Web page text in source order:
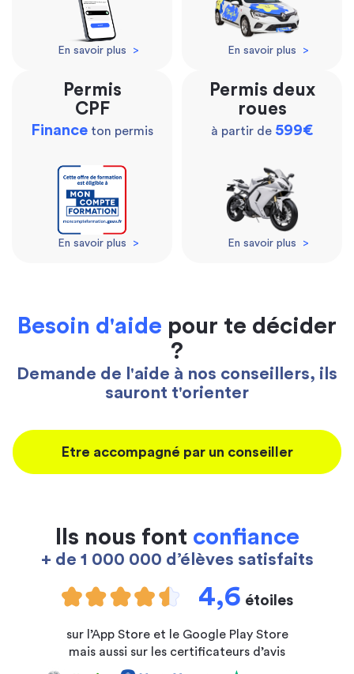
En savoir plus > En savoir plus >
Permis
CPF
Finance ton permis
En savoir plus >
Permis deux
roues
à partir de 599€
En savoir plus >
Besoin d'aide pour te décider
?
Demande de l'aide à nos conseillers, ils
sauront t'orienter
Etre accompagné par un conseiller
Ils nous font confiance
+ de 1 000 000 d’élèves satisfaits
4,6 étoiles
sur l’App Store et le Google Play Store
mais aussi sur les certificateurs d’avis